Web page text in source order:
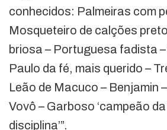
conhecidos: Palmeiras com
Mosqueteiro de calções
briosa – Portuguesa fadista
Paulo da fé, mais querido –
Leão de Macuco – Benjamin
Vovô – Garboso ‘campeão
disciplina’”.